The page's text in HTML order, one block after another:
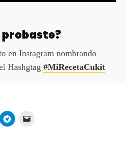
probaste?
en Instagram nombrando
Hashgtag #MiRecetaCukit